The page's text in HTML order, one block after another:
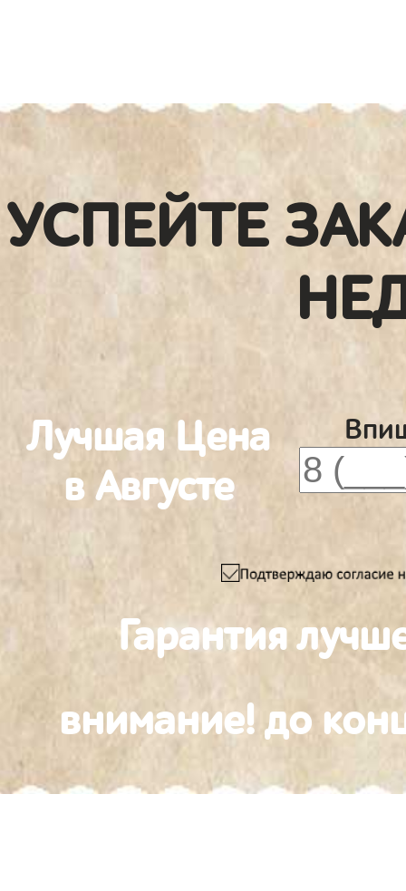
УСПЕЙТЕ
Лучшая Цена
в Августе
Гарантия
внимание! до